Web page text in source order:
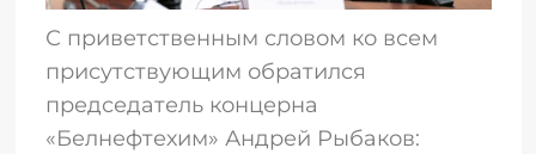
С приветственным словом ко всем
присутствующим обратился
председатель концерна
«Белнефтехим» Андрей Рыбаков: